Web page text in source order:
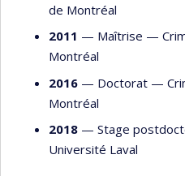
de Montréal
2011 — Maîtrise —
Montréal
2016 — Doctorat —
Montréal
2018 — Stage
Université Laval